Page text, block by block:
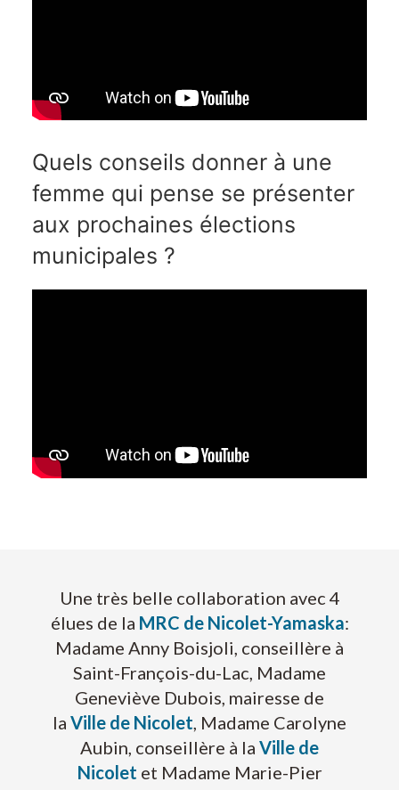
Quels conseils donner à une
femme qui pense se présenter
aux prochaines élections
municipales ?
Une très belle collaboration avec 4
élues de la MRC de Nicolet-Yamaska:
Madame Anny Boisjoli, conseillère à
Saint-François-du-Lac, Madame
Geneviève Dubois, mairesse de
la Ville de Nicolet, Madame Carolyne
Aubin, conseillère à la Ville de
Nicolet et Madame Marie-Pier